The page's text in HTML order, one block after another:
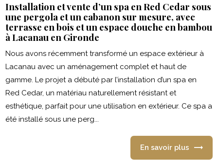
Installation et vente d’un spa en Red Cedar sous
une pergola et un cabanon sur mesure, avec
terrasse en bois et un espace douche en bambou
à Lacanau en Gironde
Nous avons récemment transformé un espace extérieur à
Lacanau avec un aménagement complet et haut de
gamme. Le projet a débuté par l’installation d’un spa en
Red Cedar, un matériau naturellement résistant et
esthétique, parfait pour une utilisation en extérieur. Ce spa a
été installé sous une perg...
En savoir plus